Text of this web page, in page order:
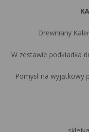
Drewniany
W zestawie podkładka
Pomysł na wyjątkowy